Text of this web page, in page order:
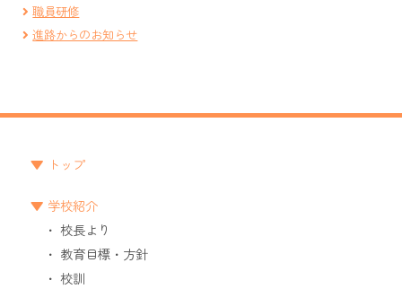
職員研修
進路からのお知らせ
トップ
学校紹介
校長より
教育目標・方針
校訓